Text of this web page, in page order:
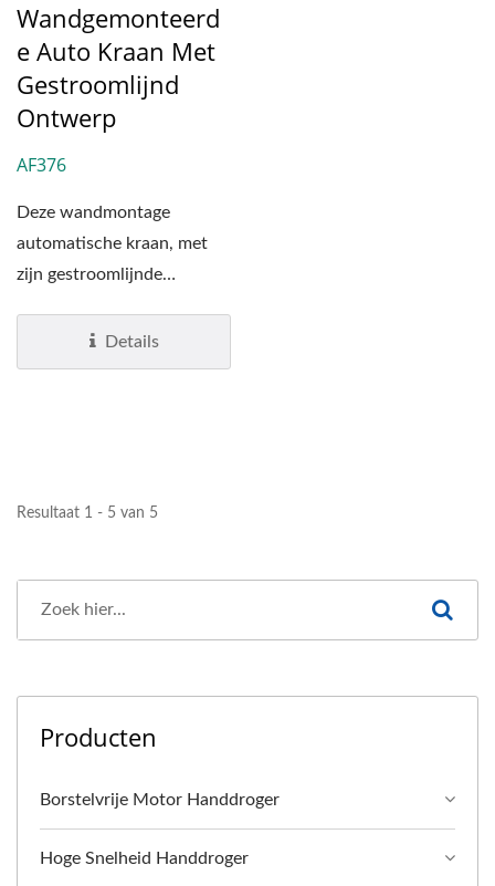
Wandgemonteerd
E Auto Kraan Met
Gestroomlijnd
Ontwerp
AF376
Deze wandmontage
automatische kraan, met
zijn gestroomlijnde
loodvrije...
Details
Resultaat 1 - 5 van 5
Producten
Borstelvrije Motor Handdroger
Hoge Snelheid Handdroger